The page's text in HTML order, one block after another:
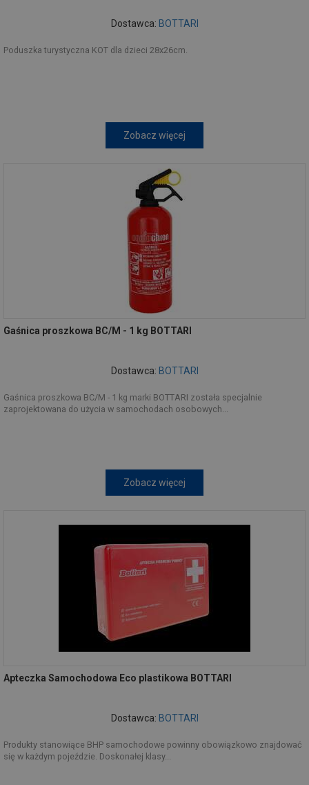
Dostawca: BOTTARI
Poduszka turystyczna KOT dla dzieci 28x26cm.
Zobacz więcej
Gaśnica proszkowa BC/M - 1 kg BOTTARI
Dostawca: BOTTARI
Gaśnica proszkowa BC/M - 1 kg marki BOTTARI została specjalnie
zaprojektowana do użycia w samochodach osobowych...
Zobacz więcej
Apteczka Samochodowa Eco plastikowa BOTTARI
Dostawca: BOTTARI
Produkty stanowiące BHP samochodowe powinny obowiązkowo znajdować
się w każdym pojeździe. Doskonałej klasy...